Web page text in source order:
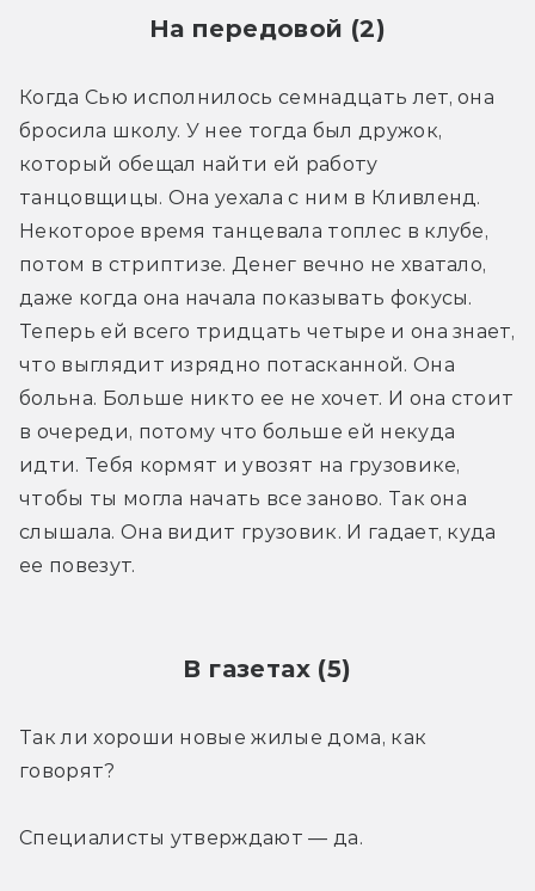
На передовой (2)
Когда Сью исполнилось семнадцать лет, она
бросила школу. У нее тогда был дружок,
который обещал найти ей работу
танцовщицы. Она уехала с ним в Кливленд.
Некоторое время танцевала топлес в клубе,
потом в стриптизе. Денег вечно не хватало,
даже когда она начала показывать фокусы.
Теперь ей всего тридцать четыре и она знает,
что выглядит изрядно потасканной. Она
больна. Больше никто ее не хочет. И она стоит
в очереди, потому что больше ей некуда
идти. Тебя кормят и увозят на грузовике,
чтобы ты могла начать все заново. Так она
слышала. Она видит грузовик. И гадает, куда
ее повезут.
В газетах (5)
Так ли хороши новые жилые дома, как
говорят?
Специалисты утверждают — да.